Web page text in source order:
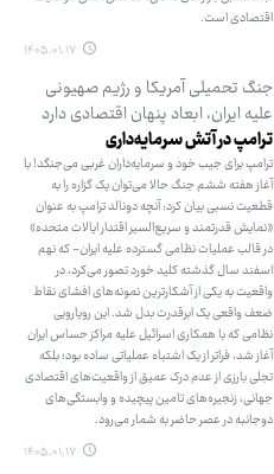
اقتصادی است.
۱۴۰۵.۰۱.۱۷
جنگ تحمیلی آمریکا و رژیم صهیونی
علیه ایران، ابعاد پنهان اقتصادی دارد
ترامپ در آتش سرمایه‌داری
ترامپ برای جیب خود و سرمایه‌داران غربی می‌جنگد! با
آغاز هفته ششم جنگ حالا می‌توان یک گزاره را به
قطعیت نسبی بیان کرد: آنچه دونالد ترامپ به عنوان
«نمایش قدرتمند و سریع‌السیر اقتدار ایالات متحده»
در قالب عملیات نظامی گسترده علیه ایران- که نهم
اسفند سال گذشته کلید خورد تصور می‌کرد، در
واقعیت به یکی از آشکارترین نمونه‌های افشای نقاط
ضعف واقعی یک ابرقدرت بدل شد. این رویارویی
نظامی که با همکاری اسرائیل علیه مراکز حساس ایران
آغاز شد، فراتر از یک اشتباه عملیاتی ساده بود؛ بلکه
تجلی بارزی از عدم درک عمیق از واقعیت‌های اقتصادی
جهانی، زنجیره‌های تامین پیچیده و وابستگی‌های
دوجانبه در عصر حاضر به شمار می‌رود.
۱۴۰۵.۰۱.۱۷